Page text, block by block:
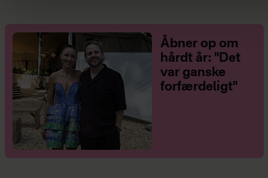
Åbner op om
hårdt år: "Det
var ganske
forfærdeligt"